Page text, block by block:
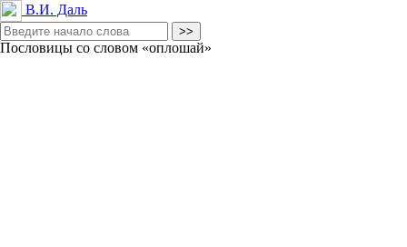
В.И. Даль
Пословицы со словом «оплошай»